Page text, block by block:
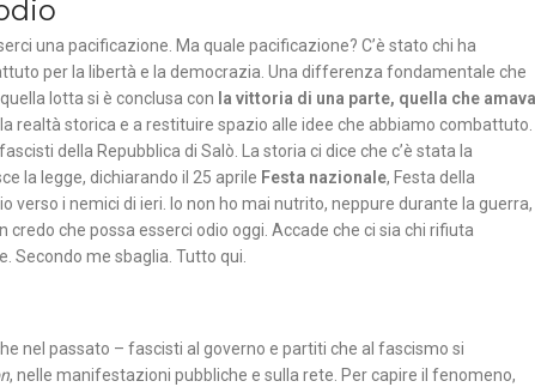
una pacificazione. Ma quale pacificazione? C’è stato chi ha
per la libertà e la democrazia. Una differenza fondamentale che
lotta si è conclusa con la vittoria di una parte, quella che amava
realtà storica e a restituire spazio alle idee che abbiamo combattuto.
della Repubblica di Salò. La storia ci dice che c’è stata la
la legge, dichiarando il 25 aprile Festa nazionale, Festa della
verso i nemici di ieri. Io non ho mai nutrito, neppure durante la guerra,
che possa esserci odio oggi. Accade che ci sia chi rifiuta
Secondo me sbaglia. Tutto qui.
nel passato – fascisti al governo e partiti che al fascismo si
, nelle manifestazioni pubbliche e sulla rete. Per capire il fenomeno,